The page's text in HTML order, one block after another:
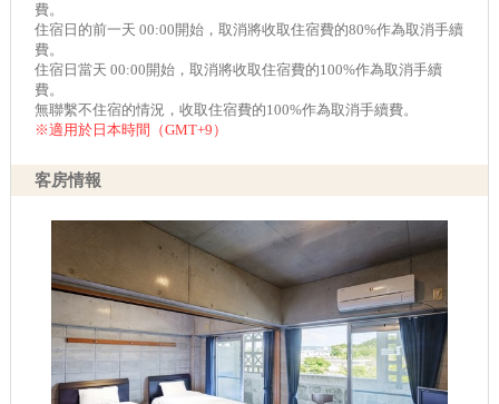
費。
住宿日的前一天 00:00開始，取消將收取住宿費的80%作為取消手續
費。
住宿日當天 00:00開始，取消將收取住宿費的100%作為取消手續
費。
無聯繫不住宿的情況，收取住宿費的100%作為取消手續費。
※適用於日本時間（GMT+9）
客房情報